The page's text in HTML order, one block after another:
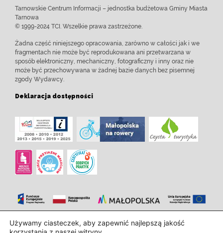
Tarnowskie Centrum Informacji – jednostka budżetowa Gminy Miasta
Tarnowa
© 1999-2024 TCI. Wszelkie prawa zastrzeżone.
Żadna część niniejszego opracowania, zarówno w całości jak i we
fragmentach nie może być reprodukowana ani przetwarzana w
sposób elektroniczny, mechaniczny, fotograficzny i inny oraz nie
może być przechowywana w żadnej bazie danych bez pisemnej
zgody Wydawcy.
Deklaracja dostępności
Zaprojektowanie i wdrożenie:InTechHouse.com
Używamy ciasteczek, aby zapewnić najlepszą jakość